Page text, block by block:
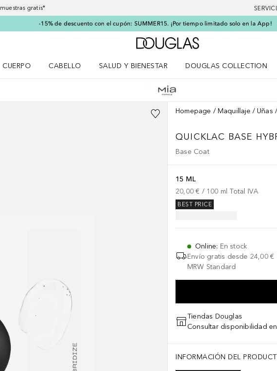
gratis*
-15% de descuento con el cupón: SUMMER15. ¡Por tiempo limitado solo en la App!
A Douglas Home
CUERPO
CABELLO
SALUD Y BIENESTAR
DOUGLAS COLLECTION
Homepage Maquillaje Uñas
QUICKLAC BASE
Base Coat
15 ML
20,00 € / 100 ml Total IVA
BEST PRICE
Online: En stock
Envío gratis desde 24,00 €
MRW Standard
Tiendas Douglas
Consultar disponibilidad
INFORMACIÓN DEL